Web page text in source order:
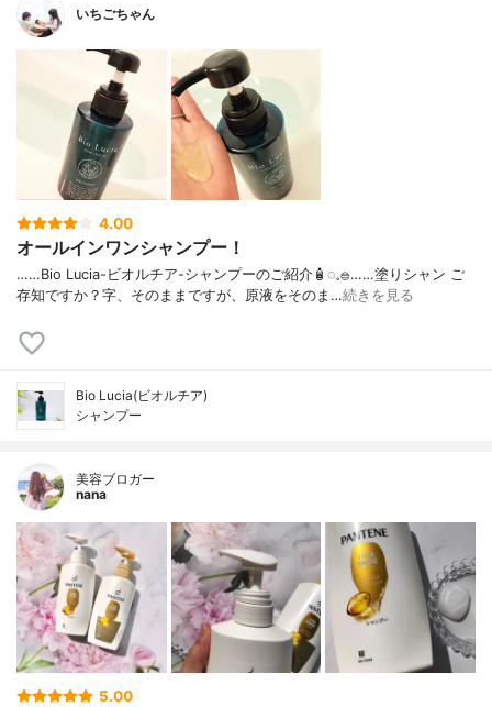
いちごちゃん
4.00
オールインワンシャンプー！
……⁡Bio Lucia⁡⁡-ビオルチア-⁡⁡シャンプー⁡⁡のご紹介🧴‎◌𓈒𓐍⁡……⁡⁡⁡⁡塗りシャン ご
存知ですか？⁡⁡⁡⁡字、そのままですが、⁡原液をそのま…続きを見る
Bio Lucia(ビオルチア)
シャンプー
美容ブロガー
nana
5.00